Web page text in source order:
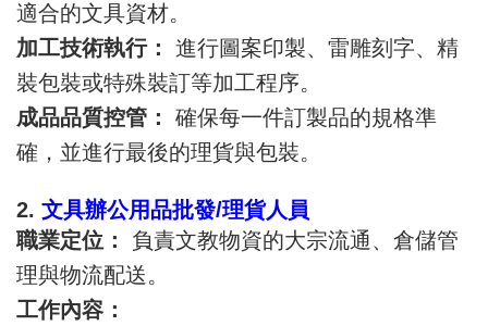
適合的文具資材。
加工技術執行：
進行圖案印製、雷雕刻字、精
裝包裝或特殊裝訂等加工程序。
成品品質控管：
確保每一件訂製品的規格準
確，並進行最後的理貨與包裝。
2. 文具辦公用品批發/理貨人員
職業定位：
負責文教物資的大宗流通、倉儲管
理與物流配送。
工作內容：